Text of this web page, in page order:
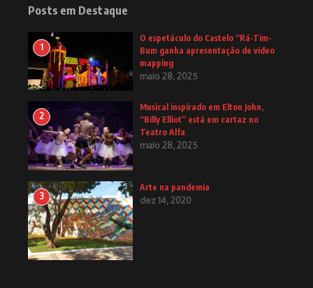
Posts em Destaque
1
O espetáculo do Castelo “Rá-Tim-
Bum ganha apresentação de video
mapping
maio 28, 2025
2
Musical inspirado em Elton John,
“Billy Elliot” está em cartaz no
Teatro Alfa
maio 28, 2025
3
Arte na pandemia
dez 14, 2020